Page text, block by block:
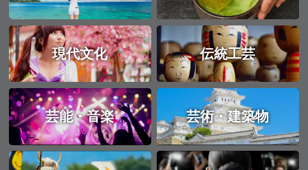
現代文化 伝統工芸
芸能・音楽 芸術・建築物